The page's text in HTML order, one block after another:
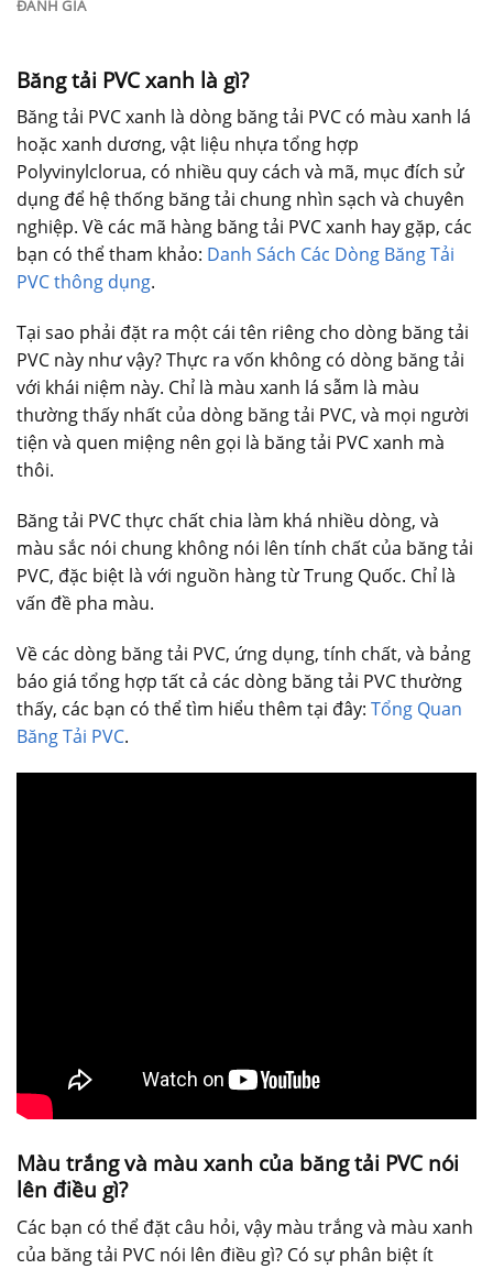
ĐÁNH GIÁ
Băng tải PVC xanh là gì?
Băng tải PVC xanh là dòng băng tải PVC có màu xanh lá
hoặc xanh dương, vật liệu nhựa tổng hợp
Polyvinylclorua, có nhiều quy cách và mã, mục đích sử
dụng để hệ thống băng tải chung nhìn sạch và chuyên
nghiệp. Về các mã hàng băng tải PVC xanh hay gặp, các
bạn có thể tham khảo: Danh Sách Các Dòng Băng Tải
PVC thông dụng.
Tại sao phải đặt ra một cái tên riêng cho dòng băng tải
PVC này như vậy? Thực ra vốn không có dòng băng tải
với khái niệm này. Chỉ là màu xanh lá sẫm là màu
thường thấy nhất của dòng băng tải PVC, và mọi người
tiện và quen miệng nên gọi là băng tải PVC xanh mà
thôi.
Băng tải PVC thực chất chia làm khá nhiều dòng, và
màu sắc nói chung không nói lên tính chất của băng tải
PVC, đặc biệt là với nguồn hàng từ Trung Quốc. Chỉ là
vấn đề pha màu.
Về các dòng băng tải PVC, ứng dụng, tính chất, và bảng
báo giá tổng hợp tất cả các dòng băng tải PVC thường
thấy, các bạn có thể tìm hiểu thêm tại đây: Tổng Quan
Băng Tải PVC.
Màu trắng và màu xanh của băng tải PVC nói
lên điều gì?
Các bạn có thể đặt câu hỏi, vậy màu trắng và màu xanh
của băng tải PVC nói lên điều gì? Có sự phân biệt ít